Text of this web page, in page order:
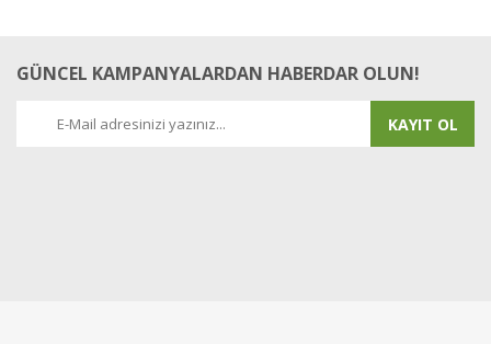
GÜNCEL KAMPANYALARDAN HABERDAR OLUN!
KAYIT OL